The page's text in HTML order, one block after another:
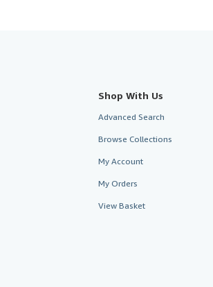
Shop With Us
Advanced Search
Browse Collections
My Account
My Orders
View Basket